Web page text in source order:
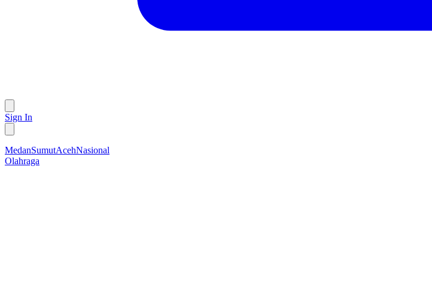
Sign In
MedanSumutAcehNasional
Olahraga